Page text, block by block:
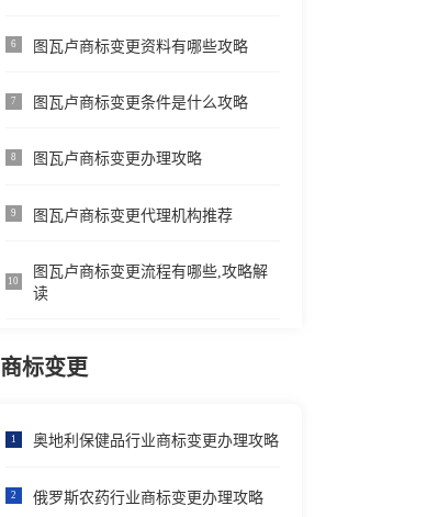
6 图瓦卢商标变更资料有哪些攻略
7 图瓦卢商标变更条件是什么攻略
8 图瓦卢商标变更办理攻略
9 图瓦卢商标变更代理机构推荐
10
图瓦卢商标变更流程有哪些,攻略解
读
商标变更
1 奥地利保健品行业商标变更办理攻略
2 俄罗斯农药行业商标变更办理攻略